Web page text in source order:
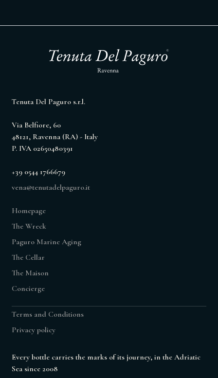
Tenuta Del Paguro s.r.l.
Via Belfiore, 60
48121, Ravenna (RA) - Italy
P. IVA 02650480391
+39 0544 1766679
vena@tenutadelpaguro.it
Homepage
The Wreck
Paguro Marine Aging
The Cellar
The Maison
Concierge
Terms and Conditions
Privacy policy
Every bottle carries the marks of its journey, in the Adriatic
Sea since 2008